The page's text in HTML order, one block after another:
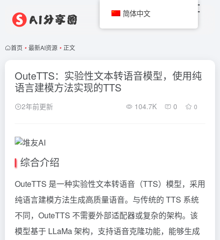
首页 • 最新AI资源 • 正文
OuteTTS：实验性文本转语音模型，使用纯
语言建模方法实现的TTS
2年前更新 104.7K 0 0
综合介绍
OuteTTS 是一种实验性文本转语音（TTS）模型，采用
纯语言建模方法生成高质量语音。与传统的 TTS 系统
不同，OuteTTS 不需要外部适配器或复杂的架构。该
模型基于 LLaMa 架构，支持语音克隆功能，能够生成
简体中文